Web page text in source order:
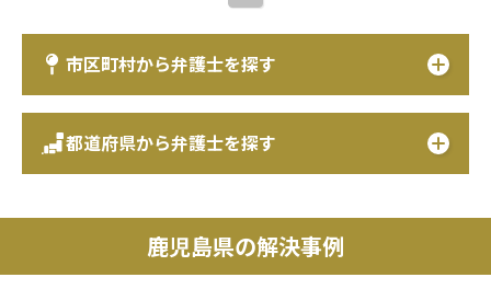
市区町村から弁護士を探す
都道府県から弁護士を探す
鹿児島県の解決事例